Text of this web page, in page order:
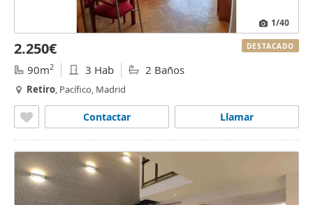
1/40
2.250€
90m2 3 Hab 2 Baños
Retiro, Pacífico, Madrid
Llamar
Contactar
DESTACADO